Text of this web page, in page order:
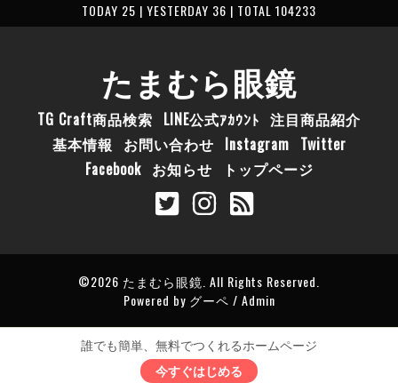
TODAY 25 | YESTERDAY 36 | TOTAL 104233
たまむら眼鏡
TG Craft商品検索 LINE公式ｱｶｳﾝﾄ 注目商品紹介
基本情報
お問い合わせ Instagram Twitter
Facebook お知らせ トップページ
©2026 たまむら眼鏡. All Rights Reserved.
Powered by グーペ / Admin
誰でも簡単、無料でつくれるホームページ
今すぐはじめる